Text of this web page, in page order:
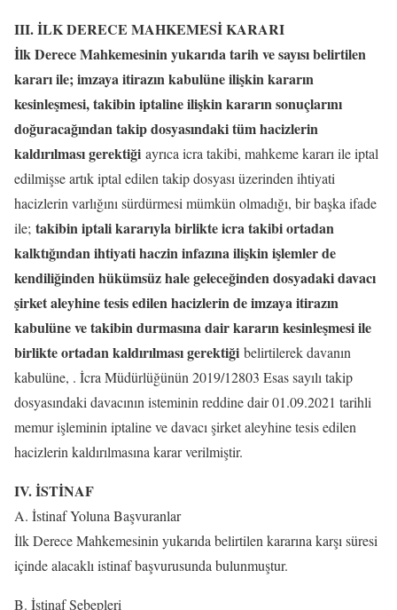
III. İLK DERECE MAHKEMESİ KARARI
İlk Derece Mahkemesinin yukarıda tarih ve sayısı belirtilen
kararı ile; imzaya itirazın kabulüne ilişkin kararın
kesinleşmesi, takibin iptaline ilişkin kararın sonuçlarını
doğuracağından takip dosyasındaki tüm hacizlerin
kaldırılması gerektiği ayrıca icra takibi, mahkeme kararı ile iptal
edilmişse artık iptal edilen takip dosyası üzerinden ihtiyati
hacizlerin varlığını sürdürmesi mümkün olmadığı, bir başka ifade
ile; takibin iptali kararıyla birlikte icra takibi ortadan
kalktığından ihtiyati haczin infazına ilişkin işlemler de
kendiliğinden hükümsüz hale geleceğinden dosyadaki davacı
şirket aleyhine tesis edilen hacizlerin de imzaya itirazın
kabulüne ve takibin durmasına dair kararın kesinleşmesi ile
birlikte ortadan kaldırılması gerektiği belirtilerek davanın
kabulüne, . İcra Müdürlüğünün 2019/12803 Esas sayılı takip
dosyasındaki davacının isteminin reddine dair 01.09.2021 tarihli
memur işleminin iptaline ve davacı şirket aleyhine tesis edilen
hacizlerin kaldırılmasına karar verilmiştir.
IV. İSTİNAF
A. İstinaf Yoluna Başvuranlar
İlk Derece Mahkemesinin yukarıda belirtilen kararına karşı süresi
içinde alacaklı istinaf başvurusunda bulunmuştur.
B. İstinaf Sebepleri